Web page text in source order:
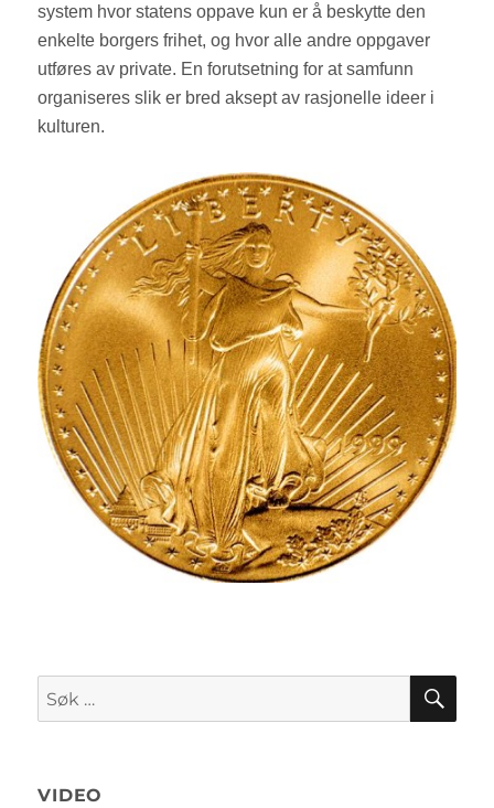
system hvor statens oppave kun er å beskytte den
enkelte borgers frihet, og hvor alle andre oppgaver
utføres av private. En forutsetning for at samfunn
organiseres slik er bred aksept av rasjonelle ideer i
kulturen.
Søk
etter:
SØK
VIDEO